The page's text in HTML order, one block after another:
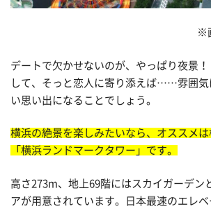
※
デートで欠かせないのが、やっぱり夜景
して、そっと恋人に寄り添えば……雰囲気
い思い出になることでしょう。
横浜の絶景を楽しみたいなら、オススメ
「横浜ランドマークタワー」です。
高さ273m、地上69階にはスカイガーデン
アが用意されています。日本最速のエレ